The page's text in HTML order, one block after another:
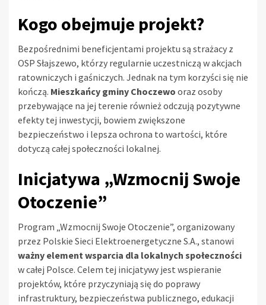
Kogo obejmuje projekt?
Bezpośrednimi beneficjentami projektu są strażacy z
OSP Słajszewo, którzy regularnie uczestniczą w akcjach
ratowniczych i gaśniczych. Jednak na tym korzyści się nie
kończą. Mieszkańcy gminy Choczewo oraz osoby
przebywające na jej terenie również odczują pozytywne
efekty tej inwestycji, bowiem zwiększone
bezpieczeństwo i lepsza ochrona to wartości, które
dotyczą całej społeczności lokalnej.
Inicjatywa „Wzmocnij Swoje
Otoczenie”
Program „Wzmocnij Swoje Otoczenie”, organizowany
przez Polskie Sieci Elektroenergetyczne S.A., stanowi
ważny element wsparcia dla lokalnych społeczności
w całej Polsce. Celem tej inicjatywy jest wspieranie
projektów, które przyczyniają się do poprawy
infrastruktury, bezpieczeństwa publicznego, edukacji